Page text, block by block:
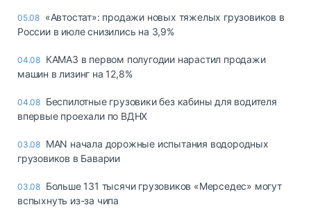
05.08 «Автостат»: продажи новых тяжелых грузовиков в
России в июле снизились на 3,9%
04.08 КАМАЗ в первом полугодии нарастил продажи
машин в лизинг на 12,8%
04.08 Беспилотные грузовики без кабины для водителя
впервые проехали по ВДНХ
03.08 MAN начала дорожные испытания водородных
грузовиков в Баварии
03.08 Больше 131 тысячи грузовиков «Мерседес» могут
вспыхнуть из-за чипа